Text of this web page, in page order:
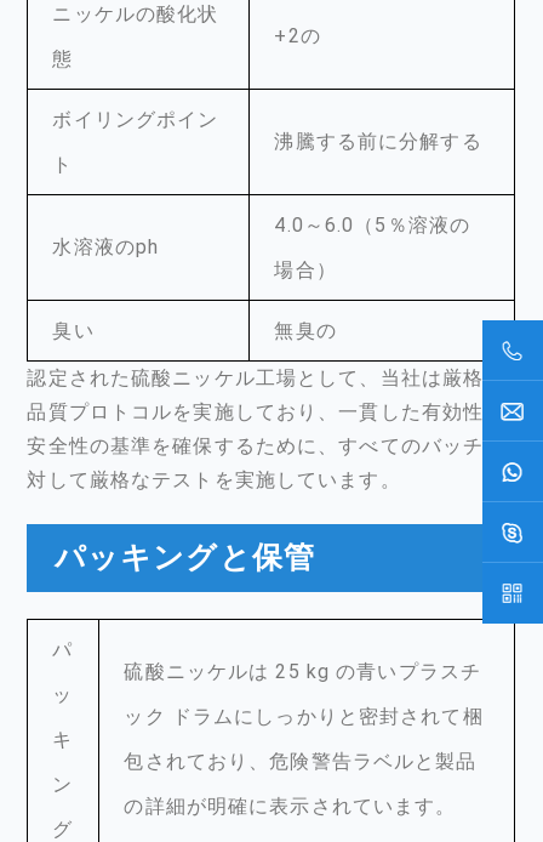
ニッケルの酸化状
態
+2の
ボイリングポイン
ト
沸騰する前に分解する
水溶液のph
4.0～6.0（5％溶液の
場合）
臭い 無臭の
認定された硫酸ニッケル工場として、当社は厳格な
品質プロトコルを実施しており、一貫した有効性と
安全性の基準を確保するために、すべてのバッチに
対して厳格なテストを実施しています。
パッキングと保管
パ
ッ
キ
ン
グ
硫酸ニッケルは 25 kg の青いプラスチ
ック ドラムにしっかりと密封されて梱
包されており、危険警告ラベルと製品
の詳細が明確に表示されています。